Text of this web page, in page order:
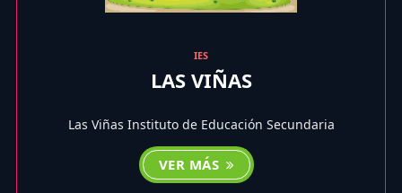
IES
LAS VIÑAS
Las Viñas Instituto de Educación Secundaria
VER MÁS